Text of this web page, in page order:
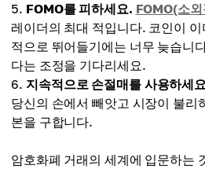
FOMO를 피하세요. FOMO(소
레이더의 최대 적입니다. 코인이
적으로 뛰어들기에는 너무 늦습니
다는 조정을 기다리세요.
지속적으로 손절매를 사용하세
당신의 손에서 빼앗고 시장이 불리
본을 구합니다.
암호화폐 거래의 세계에 입문하는